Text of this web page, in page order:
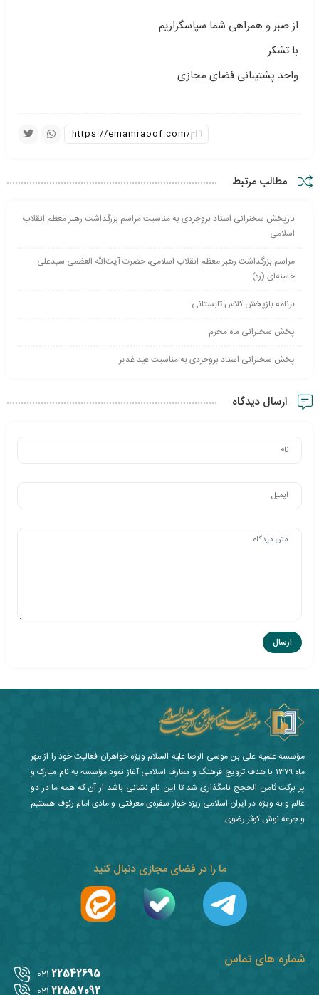
از صبر و همراهی شما سپاسگزاریم
با تشکر
واحد پشتیبانی فضای مجازی
مطالب مرتبط
بازپخش سخنرانی استاد بروجردی به مناسبت مراسم بزرگداشت رهبر معظم انقلاب
اسلامی
مراسم بزرگداشت رهبر معظم انقلاب اسلامی، حضرت آیت‌الله العظمی سیدعلی
خامنه‌ای (ره)
برنامه بازپخش کلاس تابستانی
پخش سخنرانی ماه محرم
پخش سخنرانی استاد بروجردی به مناسبت عید غدیر
ارسال دیدگاه
شماره های تماس
22542695
021
22557092
021
ما را در فضای مجازی دنبال کنید
مؤسسه علمیه علی بن موسی الرضا علیه السلام ویژه خواهران فعالیت خود را از مهر
ماه ۱۳۷۹ با هدف ترویج فرهنگ و معارف اسلامی آغاز نمود.مؤسسه به نام مبارک و
پر برکت ثامن الحجج نامگذاری شد تا این نام نشانی باشد از آن که همه ما در دو
عالم و به ویژه در ایران اسلامی ریزه خوار سفره‌ی معرفتی و مادی امام رئوف هستیم
و جرعه نوش کوثر رضوی.